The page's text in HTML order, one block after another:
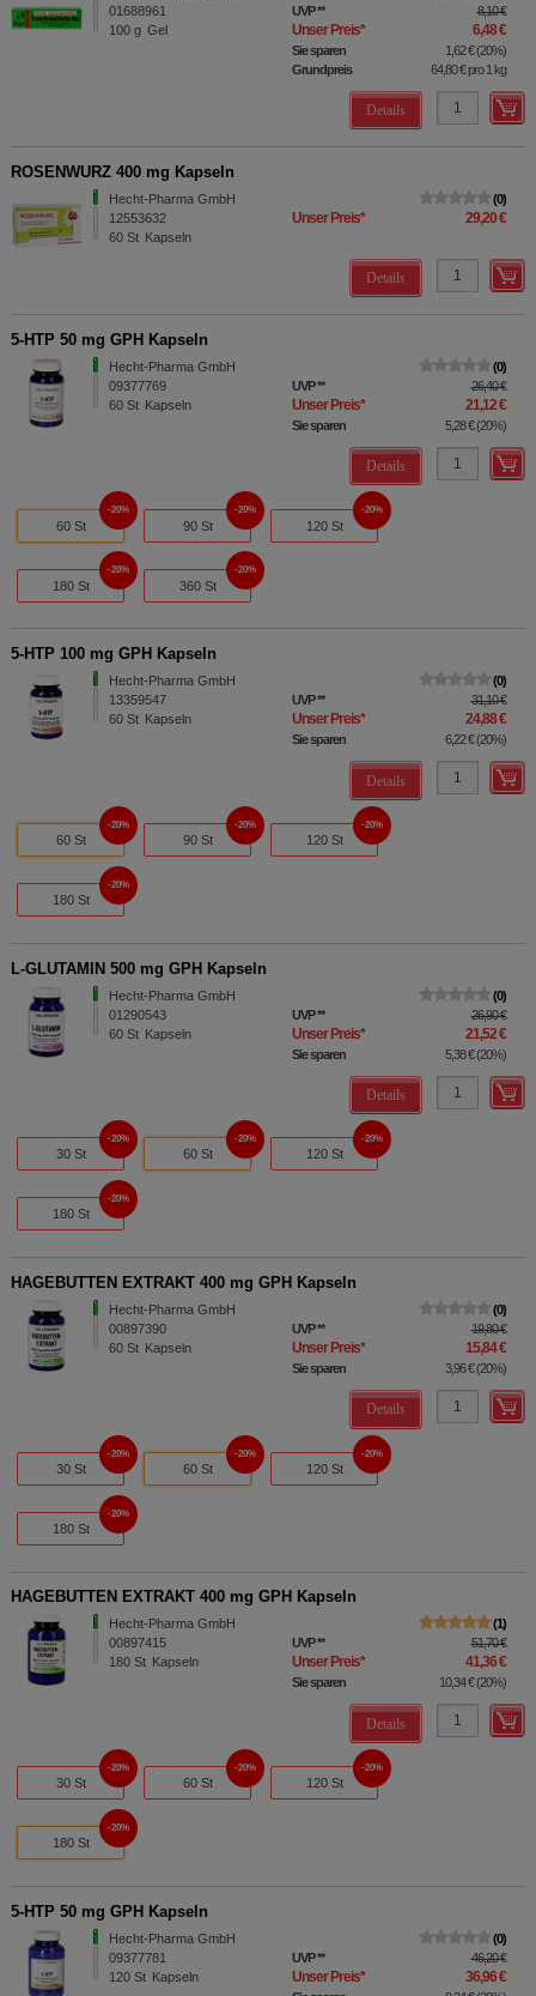
01688961
100 g Gel
UVP** 8,10 €
Unser Preis* 6,48 €
Sie sparen 1,62 €(20%)
Grundpreis
64,80 €pro 1 kg
Details
ROSENWURZ 400 mg Kapseln
Hecht-Pharma GmbH
12553632
60 St Kapseln
0
Unser Preis* 29,20 €
Details
5-HTP 50 mg GPH Kapseln
Hecht-Pharma GmbH
09377769
60 St Kapseln
0
UVP** 26,40 €
Unser Preis* 21,12 €
Sie sparen 5,28 €(20%)
Details
60 St
20%
90 St
20%
120 St
20%
180 St
20%
360 St
20%
5-HTP 100 mg GPH Kapseln
Hecht-Pharma GmbH
13359547
60 St Kapseln
0
UVP** 31,10 €
Unser Preis* 24,88 €
Sie sparen 6,22 €(20%)
Details
60 St
20%
90 St
20%
120 St
20%
180 St
20%
L-GLUTAMIN 500 mg GPH Kapseln
Hecht-Pharma GmbH
01290543
60 St Kapseln
0
UVP** 26,90 €
Unser Preis* 21,52 €
Sie sparen 5,38 €(20%)
Details
30 St
20%
60 St
20%
120 St
20%
180 St
20%
HAGEBUTTEN EXTRAKT 400 mg GPH Kapseln
Hecht-Pharma GmbH
00897390
60 St Kapseln
0
UVP** 19,80 €
Unser Preis* 15,84 €
Sie sparen 3,96 €(20%)
Details
30 St
20%
60 St
20%
120 St
20%
180 St
20%
HAGEBUTTEN EXTRAKT 400 mg GPH Kapseln
Hecht-Pharma GmbH
00897415
180 St Kapseln
1
UVP** 51,70 €
Unser Preis* 41,36 €
Sie sparen 10,34 €(20%)
Details
30 St
20%
60 St
20%
120 St
20%
180 St
20%
5-HTP 50 mg GPH Kapseln
Hecht-Pharma GmbH
09377781
120 St Kapseln
0
UVP** 46,20 €
Unser Preis* 36,96 €